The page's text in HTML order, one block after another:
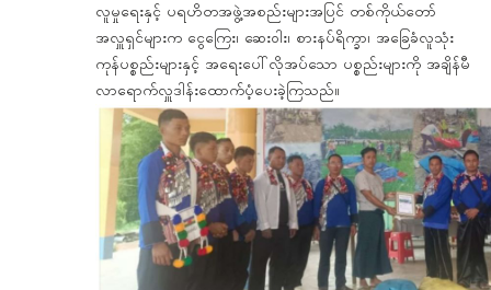
လူမှုရေးနှင့် ပရဟိတအဖွဲ့အစည်းများအပြင် တစ်ကိုယ်တော်
အလှူရှင်များက ငွေကြေး၊ ဆေးဝါး၊ စားနပ်ရိက္ခာ၊ အခြေခံလူသုံး
ကုန်ပစ္စည်းများနှင့် အရေးပေါ်လိုအပ်သော ပစ္စည်းများကို အချိန်မီ
လာရောက်လှူဒါန်းထောက်ပံ့ပေးခဲ့ကြသည်။